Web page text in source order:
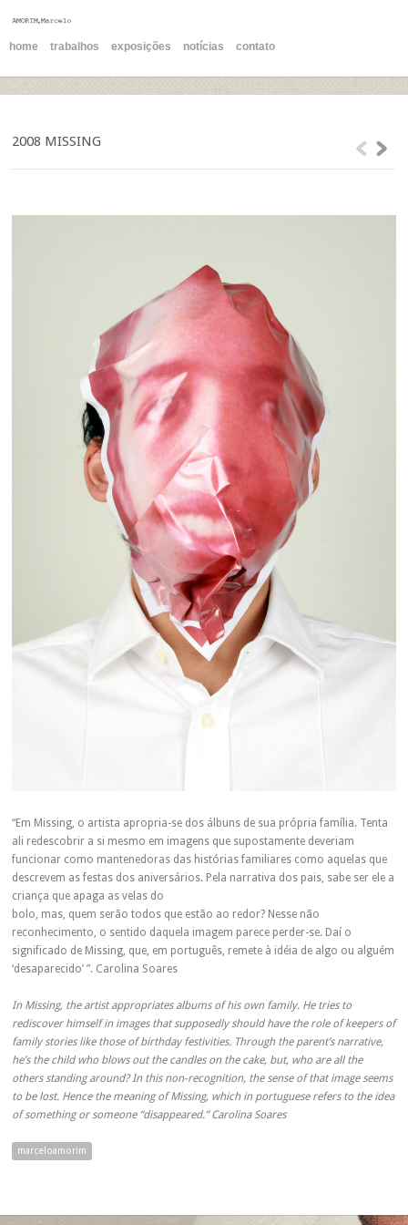
home trabalhos exposições notícias contato
2008 MISSING
“Em Missing, o artista apropria-se dos álbuns de sua própria família. Tenta
ali redescobrir a si mesmo em imagens que supostamente deveriam
funcionar como mantenedoras das histórias familiares como aquelas que
descrevem as festas dos aniversários. Pela narrativa dos pais, sabe ser ele a
criança que apaga as velas do
bolo, mas, quem serão todos que estão ao redor? Nesse não
reconhecimento, o sentido daquela imagem parece perder-se. Daí o
significado de Missing, que, em português, remete à idéia de algo ou alguém
‘desaparecido’ ”. Carolina Soares
In Missing, the artist appropriates albums of his own family. He tries to
rediscover himself in images that supposedly should have the role of keepers of
family stories like those of birthday festivities. Through the parent’s narrative,
he’s the child who blows out the candles on the cake, but, who are all the
others standing around? In this non-recognition, the sense of that image seems
to be lost. Hence the meaning of Missing, which in portuguese refers to the idea
of something or someone “disappeared.” Carolina Soares
marceloamorim